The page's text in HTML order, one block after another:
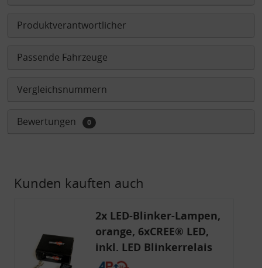
Produktverantwortlicher
Passende Fahrzeuge
Vergleichsnummern
Bewertungen 0
Kunden kauften auch
2x LED-Blinker-Lampen,
orange, 6xCREE® LED,
inkl. LED Blinkerrelais
CF 14